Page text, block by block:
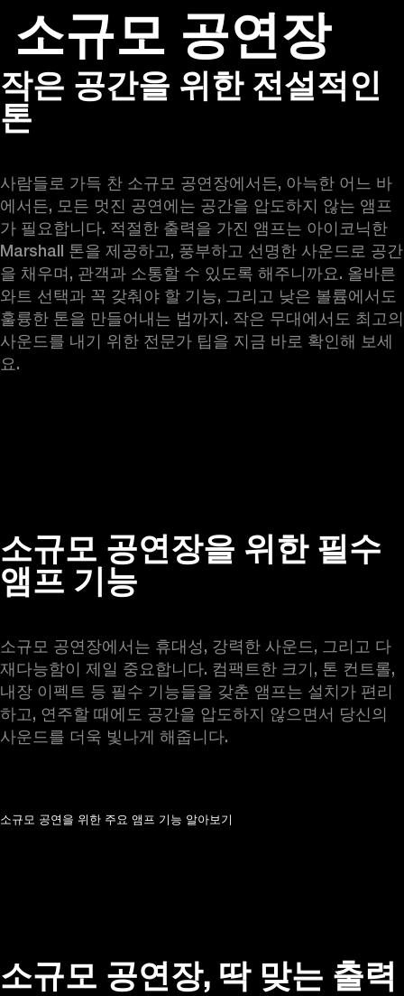
비즈니스 솔루션 멤버십
드폰드럼백스테이지MARSHALL RECORDS 스페셜 오퍼고객지원
소규모 공연장
작은 공간을 위한 전설적인
톤
사람들로 가득 찬 소규모 공연장에서든, 아늑한 어느 바
에서든, 모든 멋진 공연에는 공간을 압도하지 않는 앰프
가 필요합니다. 적절한 출력을 가진 앰프는 아이코닉한
Marshall 톤을 제공하고, 풍부하고 선명한 사운드로 공간
을 채우며, 관객과 소통할 수 있도록 해주니까요. 올바른
와트 선택과 꼭 갖춰야 할 기능, 그리고 낮은 볼륨에서도
훌륭한 톤을 만들어내는 법까지. 작은 무대에서도 최고의
사운드를 내기 위한 전문가 팁을 지금 바로 확인해 보세
요.
소규모 공연장을 위한 필수
앰프 기능
소규모 공연장에서는 휴대성, 강력한 사운드, 그리고 다
재다능함이 제일 중요합니다. 컴팩트한 크기, 톤 컨트롤,
내장 이펙트 등 필수 기능들을 갖춘 앰프는 설치가 편리
하고, 연주할 때에도 공간을 압도하지 않으면서 당신의
사운드를 더욱 빛나게 해줍니다.
소규모 공연을 위한 주요 앰프 기능 알아보기
소규모 공연장, 딱 맞는 출력